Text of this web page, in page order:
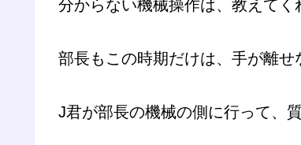
分からない機械操作は、教えてく
部長もこの時期だけは、手が離せ
J君が部長の機械の側に行って、